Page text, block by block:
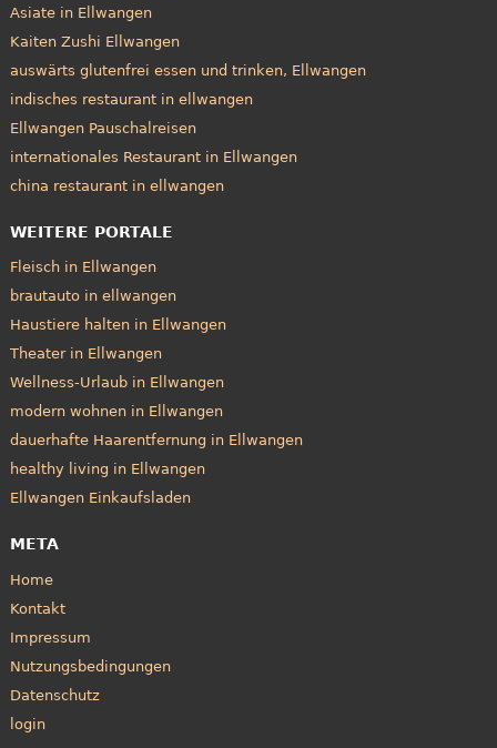
Asiate in Ellwangen
Kaiten Zushi Ellwangen
auswärts glutenfrei essen und trinken, Ellwangen
indisches restaurant in ellwangen
Ellwangen Pauschalreisen
internationales Restaurant in Ellwangen
china restaurant in ellwangen
WEITERE PORTALE
Fleisch in Ellwangen
brautauto in ellwangen
Haustiere halten in Ellwangen
Theater in Ellwangen
Wellness-Urlaub in Ellwangen
modern wohnen in Ellwangen
dauerhafte Haarentfernung in Ellwangen
healthy living in Ellwangen
Ellwangen Einkaufsladen
META
Home
Kontakt
Impressum
Nutzungsbedingungen
Datenschutz
login